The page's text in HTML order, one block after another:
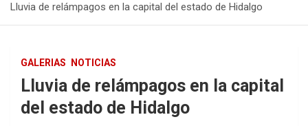
Lluvia de relámpagos en la capital del estado de Hidalgo
GALERIAS NOTICIAS
Lluvia de relámpagos en la capital
del estado de Hidalgo